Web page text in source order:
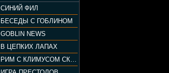
СИНИЙ ФИЛ
БЕСЕДЫ С ГОБЛИНОМ
GOBLIN NEWS
В ЦЕПКИХ ЛАПАХ
РИМ С КЛИМУСОМ СКАРАБЕУСОМ